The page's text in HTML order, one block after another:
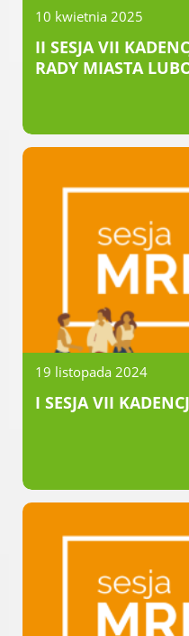
O mieście
Przemysłowej
Śladami historii
Komenda
Komisariat
Serwisy mapowe
Informator
Ogłoszenia o
Plaża Miejska
Luboniu
Radni Rady
Harmonogram
Komisje Rady
Terminarz
Uchwały Rady
10 kwietnia 2025
II SESJA VII
RADY MIASTA
19 listopada 2024
I SESJA VII